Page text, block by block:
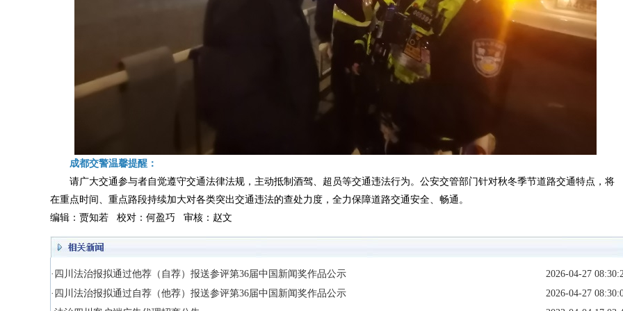
成都交警温馨提醒：
请广大交通参与者自觉遵守交通法律法规，主动抵制酒驾、超员等交通违法行为。公安交管部门针对秋冬季节道路交通特点，将
在重点时间、重点路段持续加大对各类突出交通违法的查处力度，全力保障道路交通安全、畅通。
编辑：贾知若 校对：何盈巧 审核：赵文
·四川法治报拟通过他荐（自荐）报送参评第36届中国新闻奖作品公示
2026-04-27
·四川法治报拟通过自荐（他荐）报送参评第36届中国新闻奖作品公示
2026-04-27